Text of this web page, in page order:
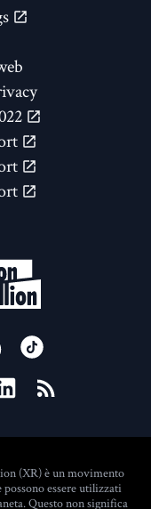
(XR) è un movimento
essere utilizzati
Questo non significa